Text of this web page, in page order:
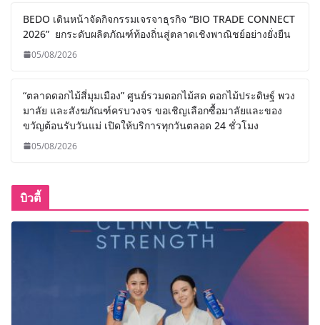
BEDO เดินหน้าจัดกิจกรรมเจรจาธุรกิจ “BIO TRADE CONNECT
2026” ยกระดับผลิตภัณฑ์ท้องถิ่นสู่ตลาดเชิงพาณิชย์อย่างยั่งยืน
05/08/2026
“ตลาดดอกไม้สี่มุมเมือง” ศูนย์รวมดอกไม้สด ดอกไม้ประดิษฐ์ พวง
มาลัย และสังฆภัณฑ์ครบวงจร ขอเชิญเลือกซื้อมาลัยและของ
ขวัญต้อนรับวันแม่ เปิดให้บริการทุกวันตลอด 24 ชั่วโมง
05/08/2026
บิวตี้